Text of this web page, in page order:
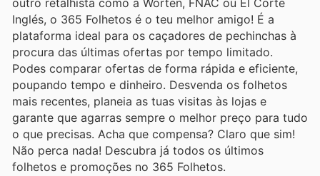
Inglés, o 365 Folhetos é o teu melhor amigo! É a
plataforma ideal para os caçadores de pechinchas à
procura das últimas ofertas por tempo limitado.
Podes comparar ofertas de forma rápida e eficiente,
poupando tempo e dinheiro. Desvenda os folhetos
mais recentes, planeia as tuas visitas às lojas e
garante que agarras sempre o melhor preço para tudo
o que precisas. Acha que compensa? Claro que sim!
Não perca nada! Descubra já todos os últimos
folhetos e promoções no 365 Folhetos.